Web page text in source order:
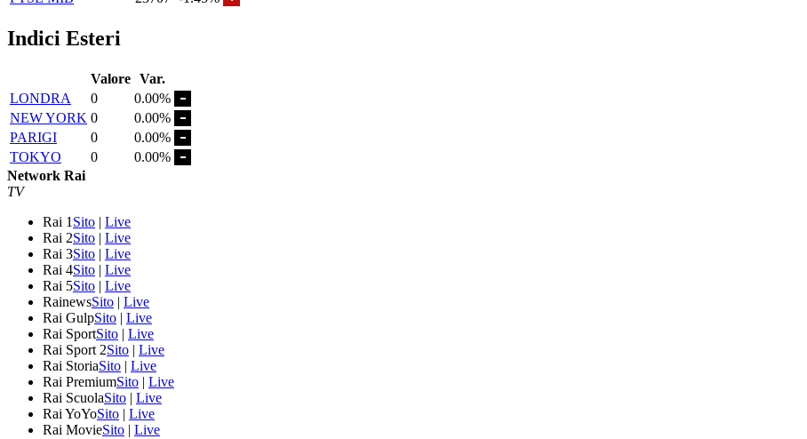
Indici Esteri
Valore Var.
LONDRA
0
0.00%
NEW YORK 0
0.00%
PARIGI
0
0.00%
TOKYO
0
0.00%
Network Rai
TV
Rai 1 Sito | Live
Rai 2Sito | Live
Rai 3Sito | Live
Rai 4Sito | Live
Rai 5Sito | Live
RainewsSito | Live
Rai GulpSito | Live
Rai SportSito | Live
Rai Sport 2Sito | Live
Rai StoriaSito | Live
Rai PremiumSito | Live
Rai ScuolaSito | Live
Rai YoYoSito | Live
Rai MovieSito | Live